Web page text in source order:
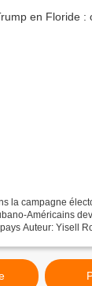
la campagne
Américains
Auteur: Yisell